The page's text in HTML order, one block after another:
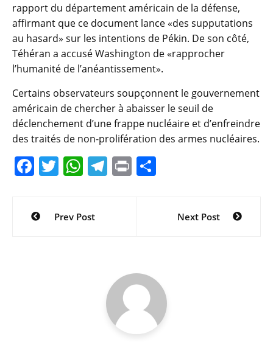
rapport du département américain de la défense,
affirmant que ce document lance «des supputations
au hasard» sur les intentions de Pékin. De son côté,
Téhéran a accusé Washington de «rapprocher
l’humanité de l’anéantissement».
Certains observateurs soupçonnent le gouvernement
américain de chercher à abaisser le seuil de
déclenchement d’une frappe nucléaire et d’enfreindre
des traités de non-prolifération des armes nucléaires.
F
c
e
T
er
W
s
T Pr
Navigation
Prev Post Next Post